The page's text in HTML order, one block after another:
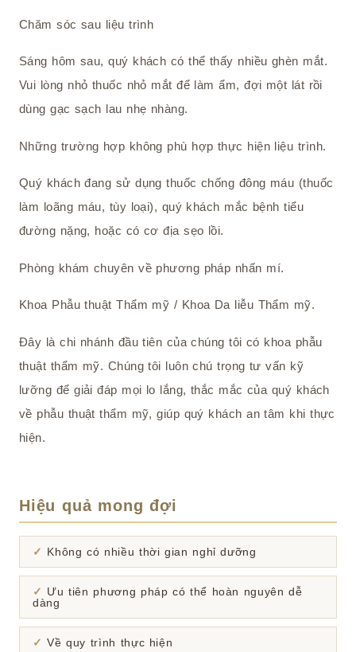
Chăm sóc sau liệu trình
Sáng hôm sau, quý khách có thể thấy nhiều ghèn mắt.
Vui lòng nhỏ thuốc nhỏ mắt để làm ẩm, đợi một lát rồi
dùng gạc sạch lau nhẹ nhàng.
Những trường hợp không phù hợp thực hiện liệu trình.
Quý khách đang sử dụng thuốc chống đông máu (thuốc
làm loãng máu, tùy loại), quý khách mắc bệnh tiểu
đường nặng, hoặc có cơ địa sẹo lồi.
Phòng khám chuyên về phương pháp nhấn mí.
Khoa Phẫu thuật Thẩm mỹ / Khoa Da liễu Thẩm mỹ.
Đây là chi nhánh đầu tiên của chúng tôi có khoa phẫu
thuật thẩm mỹ. Chúng tôi luôn chú trọng tư vấn kỹ
lưỡng để giải đáp mọi lo lắng, thắc mắc của quý khách
về phẫu thuật thẩm mỹ, giúp quý khách an tâm khi thực
hiện.
Hiệu quả mong đợi
Không có nhiều thời gian nghỉ dưỡng
Ưu tiên phương pháp có thể hoàn nguyên dễ
dàng
Về quy trình thực hiện